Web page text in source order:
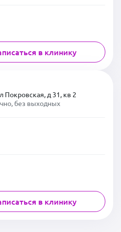
в клинику
Покровская, д 31, кв 2
без выходных
в клинику